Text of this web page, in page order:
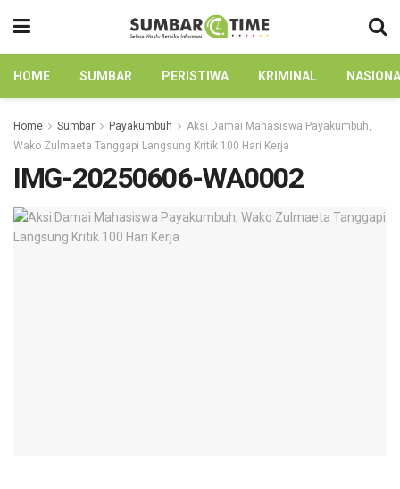
HOME SUMBAR PERISTIWA KRIMINAL
Home Sumbar Payakumbuh
Aksi Damai Mahasiswa Payakumbuh,
Wako Zulmaeta Tanggapi Langsung Kritik 100 Hari Kerja
IMG-20250606-WA0002